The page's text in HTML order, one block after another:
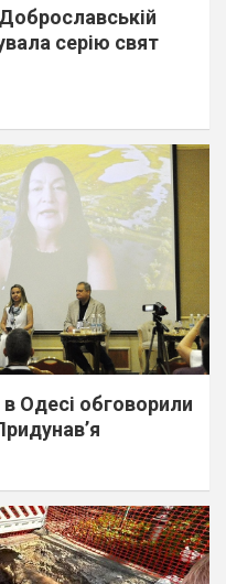
серію свят
Одесі обговорили